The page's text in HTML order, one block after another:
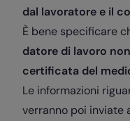
dal lavoratore e il
È bene specificare
datore di lavoro
certificata del
Le informazioni
verranno poi inviate